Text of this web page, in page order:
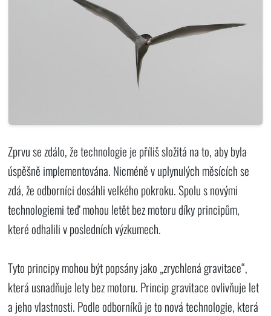
Zprvu se zdálo, že technologie je příliš složitá na to, aby byla
úspěšně implementována. Nicméně v uplynulých měsících se
zdá, že odborníci dosáhli velkého pokroku. Spolu s novými
technologiemi teď mohou letět bez motoru díky principům,
které odhalili v posledních výzkumech.
Tyto principy mohou být popsány jako „zrychlená gravitace“,
která usnadňuje lety bez motoru. Princip gravitace ovlivňuje let
a jeho vlastnosti. Podle odborníků je to nová technologie, která